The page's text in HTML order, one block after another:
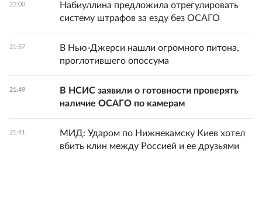
22:00
Набиуллина предложила отрегулировать
систему штрафов за езду без ОСАГО
21:57
В Нью-Джерси нашли огромного питона,
проглотившего опоссума
21:49
В НСИС заявили о готовности проверять
наличие ОСАГО по камерам
21:41
МИД: Ударом по Нижнекамску Киев хотел
вбить клин между Россией и ее друзьями